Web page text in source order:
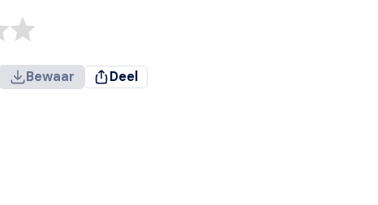
Bewaar Deel